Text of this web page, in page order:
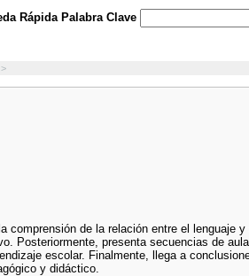
Rápida Palabra Clave
de la relación entre el lenguaje y
Posteriormente, presenta secuencias de
escolar. Finalmente, llega a
y didáctico.